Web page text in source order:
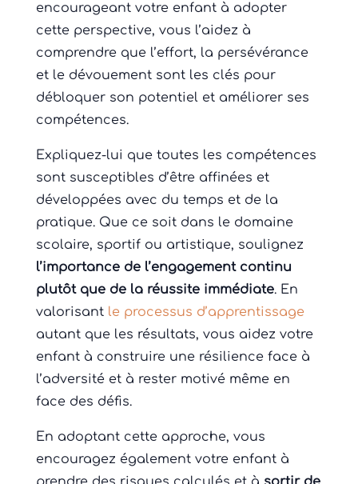
encourageant votre enfant à adopter
cette perspective, vous l’aidez à
comprendre que l’effort, la persévérance
et le dévouement sont les clés pour
débloquer son potentiel et améliorer ses
compétences.
Expliquez-lui que toutes les compétences
sont susceptibles d’être affinées et
développées avec du temps et de la
pratique. Que ce soit dans le domaine
scolaire, sportif ou artistique, soulignez
l’importance de l’engagement continu
plutôt que de la réussite immédiate. En
valorisant le processus d’apprentissage
autant que les résultats, vous aidez votre
enfant à construire une résilience face à
l’adversité et à rester motivé même en
face des défis.
En adoptant cette approche, vous
encouragez également votre enfant à